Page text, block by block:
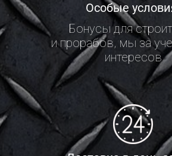
Особые
Бонусы для
и прорабов, мы за
интересов